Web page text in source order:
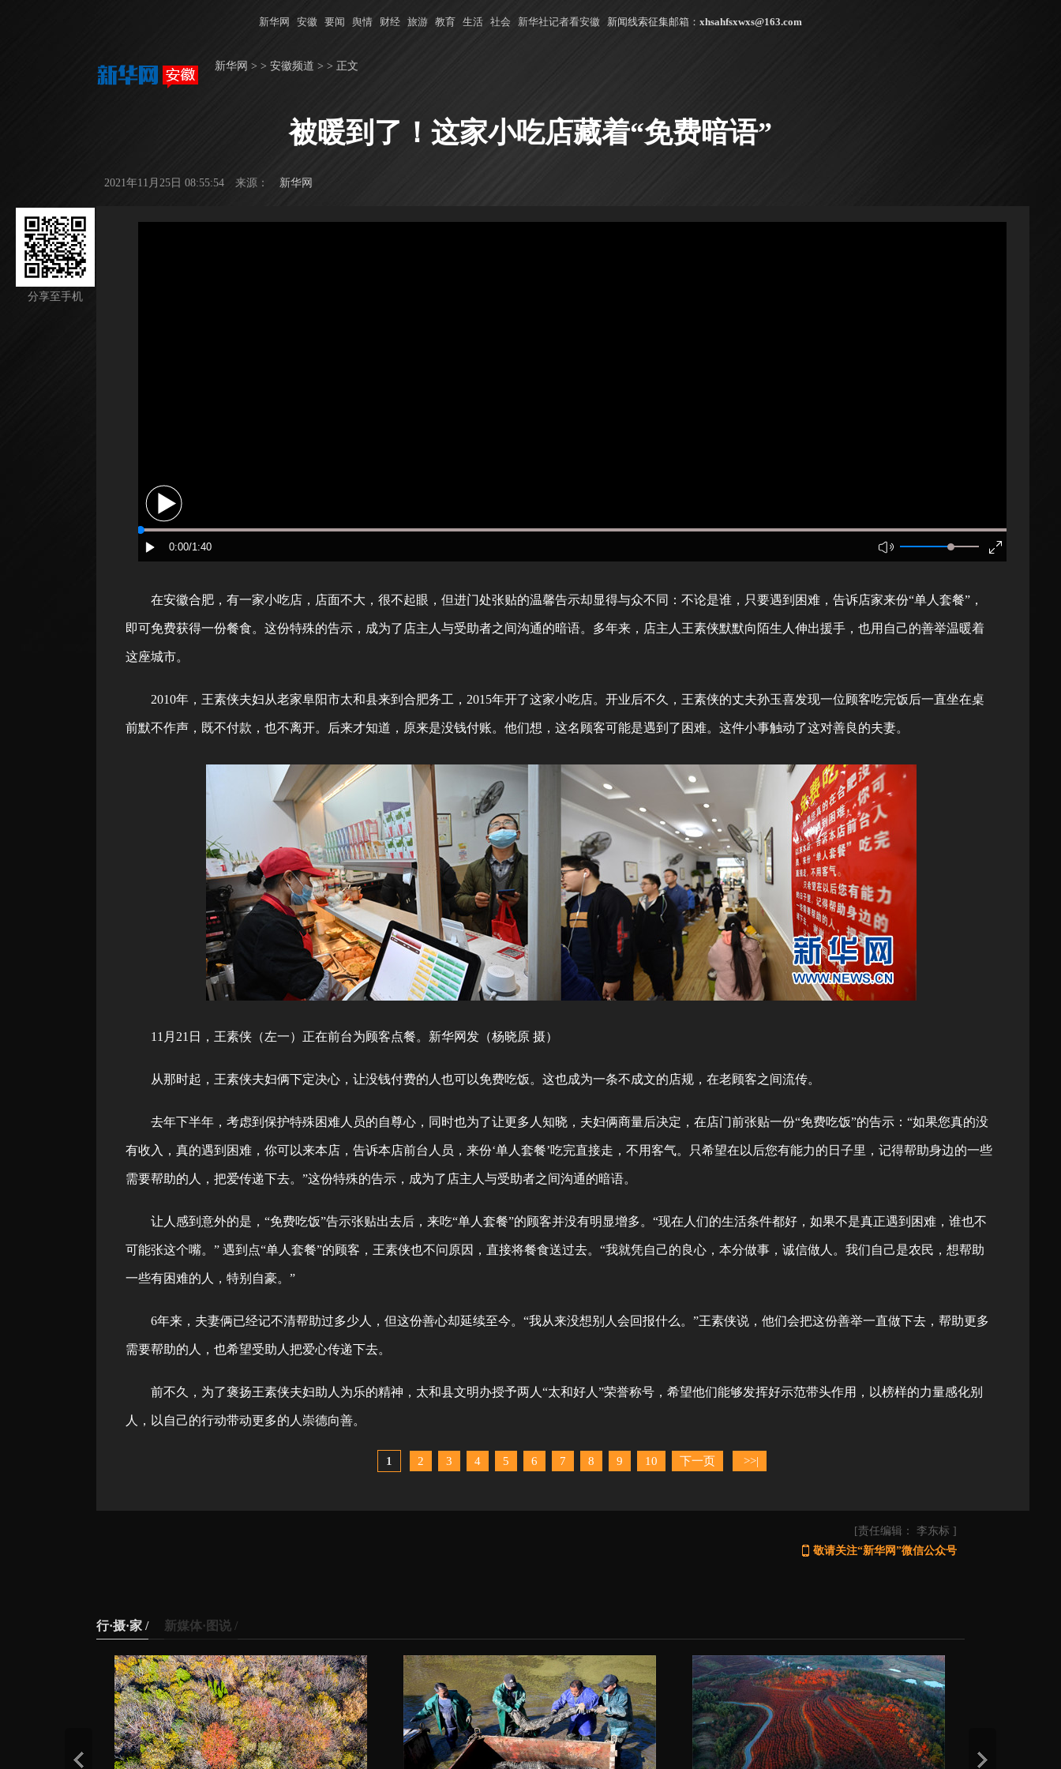
新华网 安徽 要闻 舆情 财经 旅游 教育 生活 社会 新华社记者看安徽 新闻线索征集邮箱： xhsahfsxwxs@163.com
新华网 > > 安徽频道 > > 正文
被暖到了！这家小吃店藏着“免费暗语”
2021年11月25日 08:55:54 来源： 新华网
分享至手机
在安徽合肥，有一家小吃店，店面不大，很不起眼，但进门处张贴的温馨告示却显得与众不同：不论是谁，只要遇到困难，告诉店家来份“单人套餐”，
即可免费获得一份餐食。这份特殊的告示，成为了店主人与受助者之间沟通的暗语。多年来，店主人王素侠默默向陌生人伸出援手，也用自己的善举温暖着
这座城市。
2010年，王素侠夫妇从老家阜阳市太和县来到合肥务工，2015年开了这家小吃店。开业后不久，王素侠的丈夫孙玉喜发现一位顾客吃完饭后一直坐在桌
前默不作声，既不付款，也不离开。后来才知道，原来是没钱付账。他们想，这名顾客可能是遇到了困难。这件小事触动了这对善良的夫妻。
11月21日，王素侠（左一）正在前台为顾客点餐。新华网发（杨晓原 摄）
从那时起，王素侠夫妇俩下定决心，让没钱付费的人也可以免费吃饭。这也成为一条不成文的店规，在老顾客之间流传。
去年下半年，考虑到保护特殊困难人员的自尊心，同时也为了让更多人知晓，夫妇俩商量后决定，在店门前张贴一份“免费吃饭”的告示：“如果您真的没
有收入，真的遇到困难，你可以来本店，告诉本店前台人员，来份‘单人套餐’吃完直接走，不用客气。只希望在以后您有能力的日子里，记得帮助身边的一些
需要帮助的人，把爱传递下去。”这份特殊的告示，成为了店主人与受助者之间沟通的暗语。
让人感到意外的是，“免费吃饭”告示张贴出去后，来吃“单人套餐”的顾客并没有明显增多。“现在人们的生活条件都好，如果不是真正遇到困难，谁也不
可能张这个嘴。” 遇到点“单人套餐”的顾客，王素侠也不问原因，直接将餐食送过去。“我就凭自己的良心，本分做事，诚信做人。我们自己是农民，想帮助
一些有困难的人，特别自豪。”
6年来，夫妻俩已经记不清帮助过多少人，但这份善心却延续至今。“我从来没想别人会回报什么。”王素侠说，他们会把这份善举一直做下去，帮助更多
需要帮助的人，也希望受助人把爱心传递下去。
前不久，为了褒扬王素侠夫妇助人为乐的精神，太和县文明办授予两人“太和好人”荣誉称号，希望他们能够发挥好示范带头作用，以榜样的力量感化别
人，以自己的行动带动更多的人崇德向善。
1 2 3 4 5 6 7 8 9 10 下一页 >>|
[责任编辑： 李东标 ]
敬请关注“新华网”微信公众号
行·摄·家 / 新媒体·图说 /